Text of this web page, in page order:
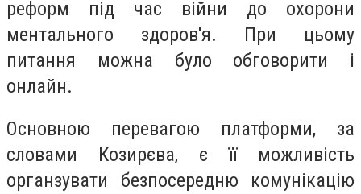
реформ під час війни до охорони
ментального здоров'я. При цьому
питання можна було обговорити і
онлайн.
Основною перевагою платформи, за
словами Козирєва, є її можливість
органзувати безпосередню комунікацію